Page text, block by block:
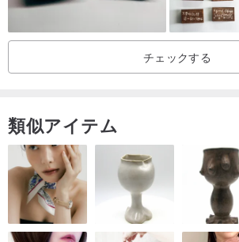
消しゴムはんこ用の消しゴムを使用しています
どを敷いてください。
・プラスチックなどに長時間触れると溶けて
意ください。
チェックする
類似アイテム